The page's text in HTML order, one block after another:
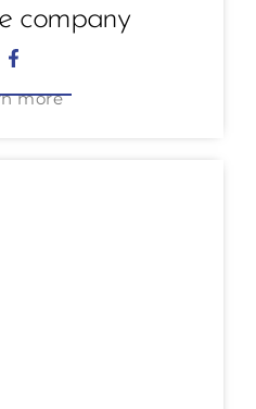
company
more